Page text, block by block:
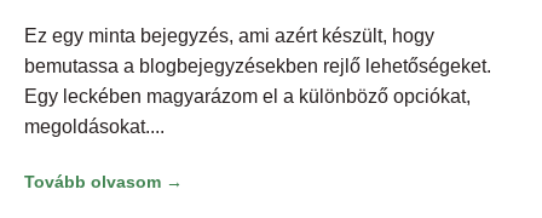
Ez egy minta bejegyzés, ami azért készült, hogy
bemutassa a blogbejegyzésekben rejlő lehetőségeket.
Egy leckében magyarázom el a különböző opciókat,
megoldásokat.
Tovább olvasom →